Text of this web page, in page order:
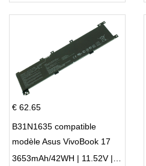
€ 62.65
B31N1635 compatible
modèle Asus VivoBook 17
X705NC X705UA X705UV 3653mAh/42WH | 11.52V | Li-ion ...